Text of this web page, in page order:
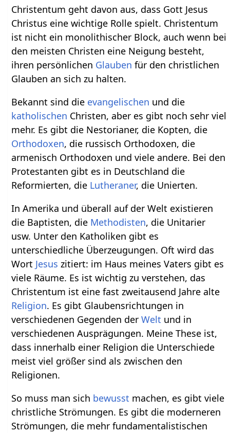
Christentum geht davon aus, dass Gott Jesus
Christus eine wichtige Rolle spielt. Christentum
ist nicht ein monolithischer Block, auch wenn bei
den meisten Christen eine Neigung besteht,
ihren persönlichen Glauben für den christlichen
Glauben an sich zu halten.
Bekannt sind die evangelischen und die
katholischen Christen, aber es gibt noch sehr viel
mehr. Es gibt die Nestorianer, die Kopten, die
Orthodoxen, die russisch Orthodoxen, die
armenisch Orthodoxen und viele andere. Bei den
Protestanten gibt es in Deutschland die
Reformierten, die Lutheraner, die Unierten.
In Amerika und überall auf der Welt existieren
die Baptisten, die Methodisten, die Unitarier
usw. Unter den Katholiken gibt es
unterschiedliche Überzeugungen. Oft wird das
Wort Jesus zitiert: im Haus meines Vaters gibt es
viele Räume. Es ist wichtig zu verstehen, das
Christentum ist eine fast zweitausend Jahre alte
Religion. Es gibt Glaubensrichtungen in
verschiedenen Gegenden derWelt und in
verschiedenen Ausprägungen. Meine These ist,
dass innerhalb einer Religion die Unterschiede
meist viel größer sind als zwischen den
Religionen.
So muss man sich bewusst machen, es gibt viele
christliche Strömungen. Es gibt die moderneren
Strömungen, die mehr fundamentalistischen